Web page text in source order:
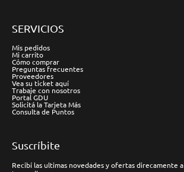
SERVICIOS
Mis pedidos
Mi carrito
Cómo comprar
Preguntas frecuentes
Proveedores
Vea su ticket aquí
Trabaje con nosotros
Portal GDU
Solicitá la Tarjeta Más
Consulta de Puntos
Suscríbite
Recibí las ultimas novedades y ofertas direcamente a